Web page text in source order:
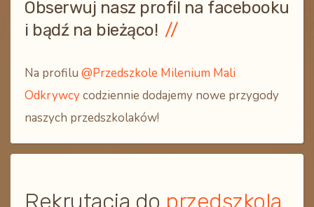
Obserwuj nasz profil na facebooku
i bądź na bieżąco!
Na profilu @Przedszkole Milenium Mali
Odkrywcycodziennie dodajemy nowe przygody
naszych przedszkolaków!
Rekrutacja do przedszkola